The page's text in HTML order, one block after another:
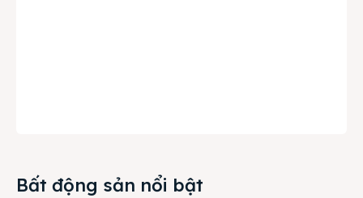
Bất động sản nổi bật